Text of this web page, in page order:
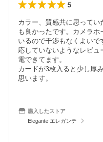
5
カラー、質感共に思って
も良かったです。カメラ
いるので干渉もなくよい
応していないようなレビ
電できてます。
カードが3枚入ると少し厚
思います。
購入したストア
Elegante エレガンテ